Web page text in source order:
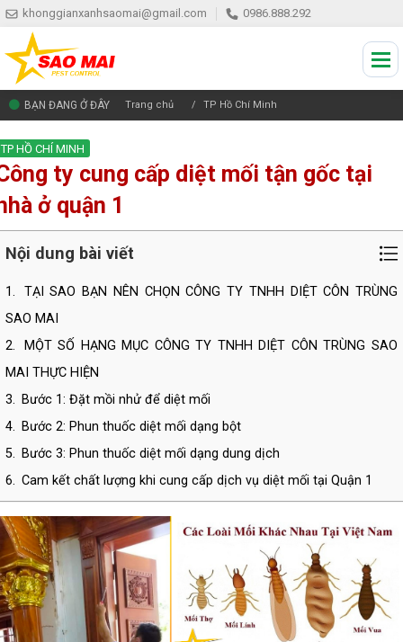
khonggianxanhsaomai@gmail.com 0986.888.292
BẠN ĐANG Ở ĐÂY Trang chủ TP Hồ Chí Minh
TP HỒ CHÍ MINH
ty cung cấp diệt mối tận gốc tại
ở quận 1
Nội dung bài viết
1.
TẠI SAO BẠN NÊN CHỌN CÔNG TY TNHH DIỆT CÔN TRÙNG
SAO MAI
2.
MỘT SỐ HẠNG MỤC CÔNG TY TNHH DIỆT CÔN TRÙNG SAO
MAI THỰC HIỆN
3. Bước 1: Đặt mồi nhử để diệt mối
4. Bước 2: Phun thuốc diệt mối dạng bột
5. Bước 3: Phun thuốc diệt mối dạng dung dịch
6. Cam kết chất lượng khi cung cấp dịch vụ diệt mối tại Quận 1
MAI